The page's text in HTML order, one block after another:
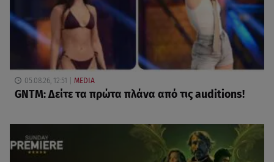
05.08.26, 12:51 MEDIA
GNTM: Δείτε τα πρώτα πλάνα από τις auditions!